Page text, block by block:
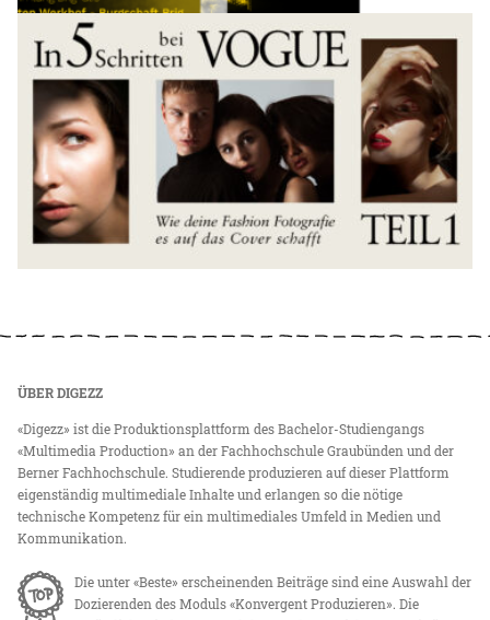
ÜBER DIGEZZ
«Digezz» ist die Produktionsplattform des Bachelor-Studiengangs
«Multimedia Production» an der Fachhochschule Graubünden und der
Berner Fachhochschule. Studierende produzieren auf dieser Plattform
eigenständig multimediale Inhalte und erlangen so die nötige
technische Kompetenz für ein multimediales Umfeld in Medien und
Kommunikation.
Die unter «Beste» erscheinenden Beiträge sind eine Auswahl der
Dozierenden des Moduls «Konvergent Produzieren». Die